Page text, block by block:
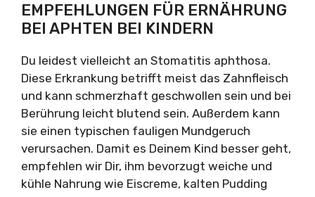
EMPFEHLUNGEN FÜR ERNÄHRUNG
BEI APHTEN BEI KINDERN
Du leidest vielleicht an Stomatitis aphthosa.
Diese Erkrankung betrifft meist das Zahnfleisch
und kann schmerzhaft geschwollen sein und bei
Berührung leicht blutend sein. Außerdem kann
sie einen typischen fauligen Mundgeruch
verursachen. Damit es Deinem Kind besser geht,
empfehlen wir Dir, ihm bevorzugt weiche und
kühle Nahrung wie Eiscreme, kalten Pudding